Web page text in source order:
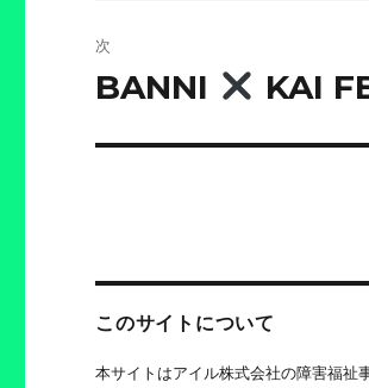
ゲ
ン
稿:
次
次
投
BANNI KAI
このサイトについて
本サイトはアイル株式会社の障害福祉